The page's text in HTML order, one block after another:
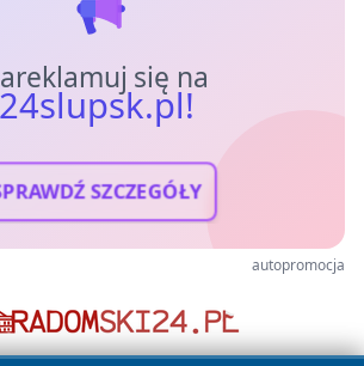
się na
24slupsk.pl!
SZCZEGÓŁY
autopromocja